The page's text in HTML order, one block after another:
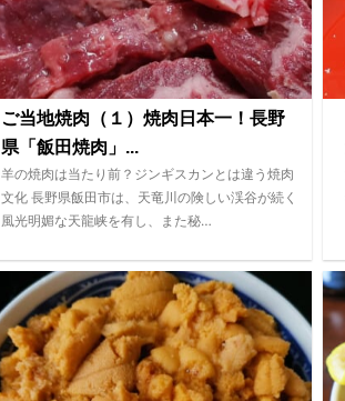
ご当地焼肉（１）焼肉日本一！長野
県「飯田焼肉」...
羊の焼肉は当たり前？ジンギスカンとは違う焼肉
文化 長野県飯田市は、天竜川の険しい渓谷が続く
風光明媚な天龍峡を有し、また秘…